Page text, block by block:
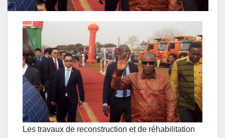
Les travaux de reconstruction et de réhabilitation